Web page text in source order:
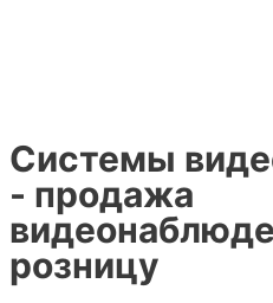
Системы
- продажа
розницу